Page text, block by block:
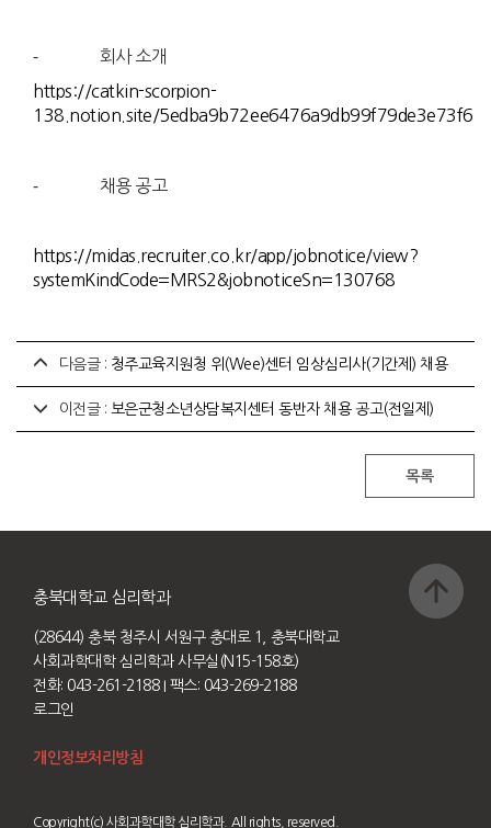
⁃ 회사 소개
https://catkin-scorpion-
138.notion.site/5edba9b72ee6476a9db99f79de3e73f6
⁃ 채용 공고
https://midas.recruiter.co.kr/app/jobnotice/view?
systemKindCode=MRS2&jobnoticeSn=130768
다음글 : 청주교육지원청 위(Wee)센터 임상심리사(기간제) 채용
이전글 : 보은군청소년상담복지센터 동반자 채용 공고(전일제)
충북대학교 심리학과
(28644) 충북 청주시 서원구 충대로 1, 충북대학교
사회과학대학 심리학과 사무실(N15-158호)
전화: 043-261-2188 I 팩스: 043-269-2188
로그인
개인정보처리방침
Copyright(c) 사회과학대학 심리학과. All rights, reserved.